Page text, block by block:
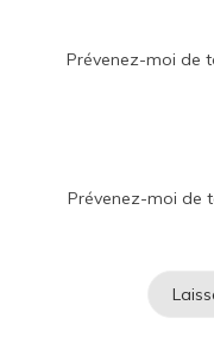
Prévenez-moi de
Prévenez-moi de